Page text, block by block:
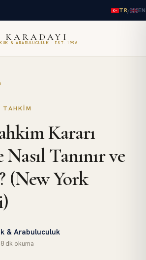
TR/ EN
KARADAYI
& ARABULUCULUK · EST. 1996
TAHKIM
Kararı
Tanınır ve
(New York
& Arabuluculuk
8 dk okuma